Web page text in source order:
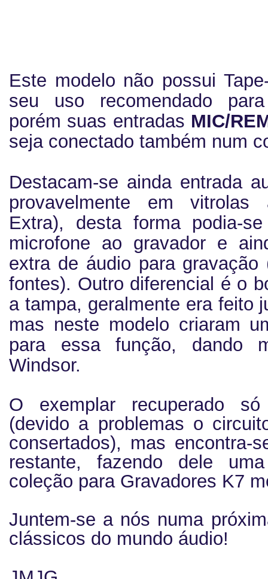
Este modelo não possui
seu uso recomendado
porém suas entradas MIC/
seja conectado também num
Destacam-se ainda entrada
provavelmente em vitrolas
Extra), desta forma podia-
microfone ao gravador e
extra de áudio para
fontes). Outro diferencial é o
a tampa, geralmente era feito
mas neste modelo criaram
para essa função, dando
Windsor.
O exemplar recuperado
(devido a problemas o
consertados), mas encontra-
restante, fazendo dele
coleção para Gravadores K7
Juntem-se a nós numa
clássicos do mundo áudio!